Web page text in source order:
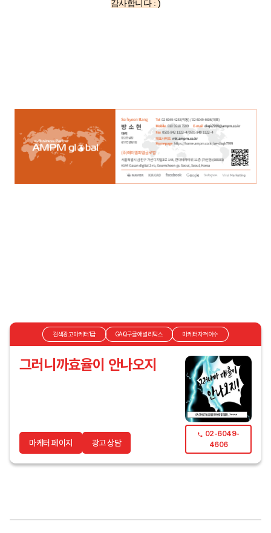
감사합니다 : )
검색광고마케터1급 GAIQ구글애널리틱스 마케터자격이수
그러니까효율이 안나오지
마케터 페이지 광고 상담
02-6049-
4606